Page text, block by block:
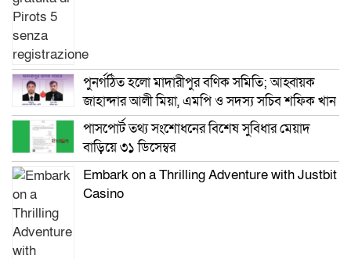
পুনর্গঠিত হলো মাদারীপুর বণিক সমিতি; আহ্বায়ক
জাহান্দার আলী মিয়া, এমপি ও সদস্য সচিব শফিক খান
পাসপোর্ট তথ্য সংশোধনের বিশেষ সুবিধার মেয়াদ
বাড়িয়ে ৩১ ডিসেম্বর
Embark on a Thrilling Adventure with Justbit
Casino